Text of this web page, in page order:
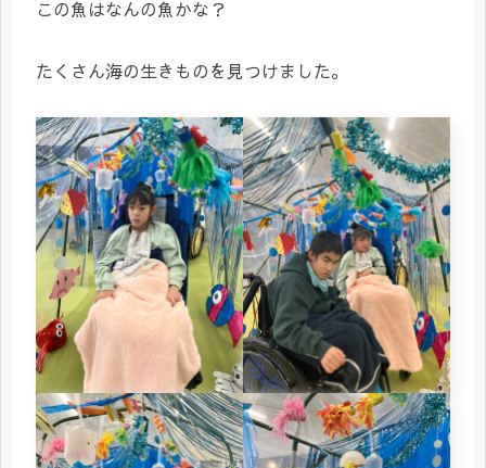
この魚はなんの魚かな？
たくさん海の生きものを見つけました。